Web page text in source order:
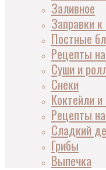
Заливное
Заправки
Постные
Рецепты
Суши и
Снеки
Коктейли
Рецепты
Сладкий
Грибы
Выпечка